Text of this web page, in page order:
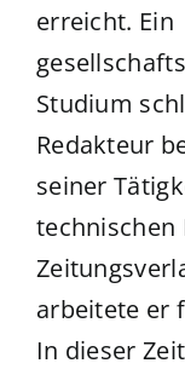
erreicht. Ein
Studium
Redakteur
seiner
technischen
arbeitete er
In dieser